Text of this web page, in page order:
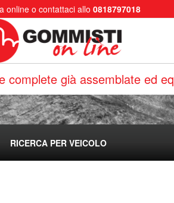
online o contattaci allo 0818797018
complete già assemblate ed
RICERCA PER VEICOLO